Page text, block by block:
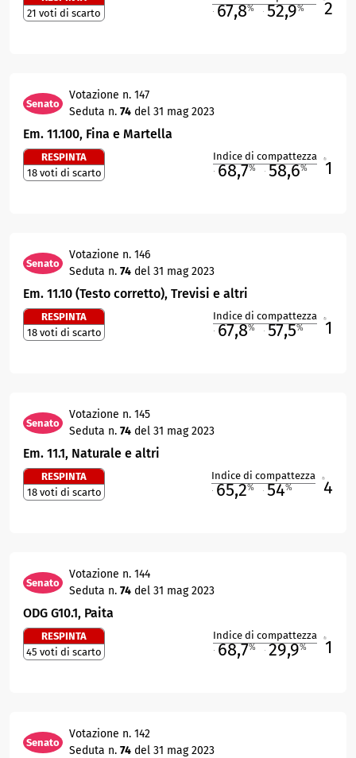
21 voti di scarto
67,8% 52,9% 2
Senato
Votazione n. 147
Seduta n. 74 del 31 mag 2023
Em. 11.100, Fina e Martella
RESPINTA
18 voti di scarto
Indice di compattezza
68,7% 58,6% 1
Senato
Votazione n. 146
Seduta n. 74 del 31 mag 2023
Em. 11.10 (Testo corretto), Trevisi e altri
RESPINTA
18 voti di scarto
Indice di compattezza
67,8% 57,5% 1
Senato
Votazione n. 145
Seduta n. 74 del 31 mag 2023
Em. 11.1, Naturale e altri
RESPINTA
18 voti di scarto
Indice di compattezza
65,2% 54% 4
Senato
Votazione n. 144
Seduta n. 74 del 31 mag 2023
ODG G10.1, Paita
RESPINTA
45 voti di scarto
Indice di compattezza
68,7% 29,9% 1
Senato
Votazione n. 142
Seduta n. 74 del 31 mag 2023